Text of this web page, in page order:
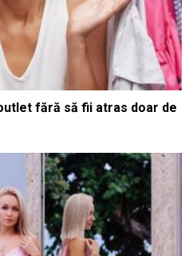
fără să fii atras doar de